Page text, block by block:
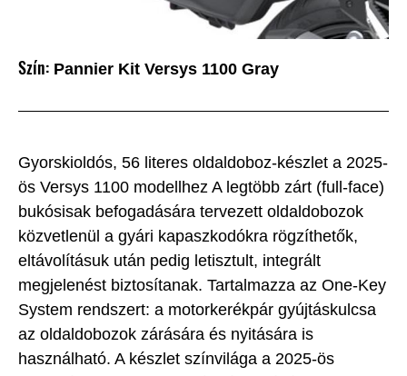
Gyorskioldós, 56 literes oldaldoboz-készlet a 2025-
ös Versys 1100 modellhez A legtöbb zárt (full-face)
bukósisak befogadására tervezett oldaldobozok
közvetlenül a gyári kapaszkodókra rögzíthetők,
eltávolításuk után pedig letisztult, integrált
megjelenést biztosítanak. Tartalmazza az One-Key
System rendszert: a motorkerékpár gyújtáskulcsa
az oldaldobozok zárására és nyitására is
használható. A készlet színvilága a 2025-ös
Szín: Pannier Kit Versys 1100 Gray